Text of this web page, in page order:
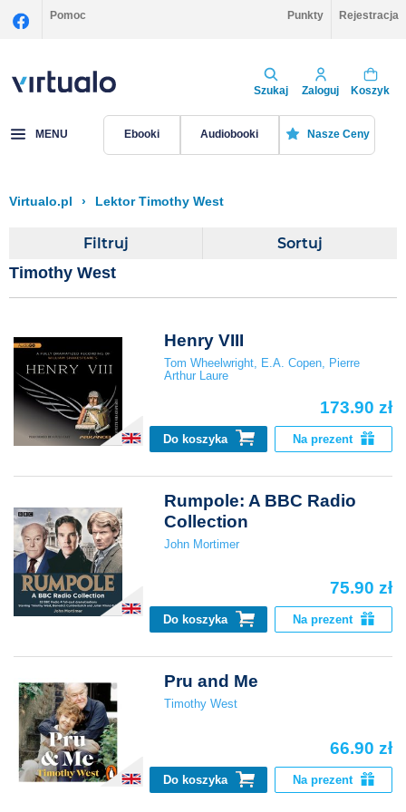
Pomoc Punkty Rejestracja
Szukaj Zaloguj Koszyk
MENU Ebooki Audiobooki Nasze Ceny
Virtualo.pl › Lektor Timothy West
Filtruj Sortuj
Timothy West
Henry VIII
Tom Wheelwright E.A. Copen
Pierre
Arthur Laure
173.90 zł
Do koszyka Na prezent
Rumpole: A BBC Radio
Collection
John Mortimer
75.90 zł
Do koszyka Na prezent
Pru and Me
Timothy West
66.90 zł
Do koszyka Na prezent